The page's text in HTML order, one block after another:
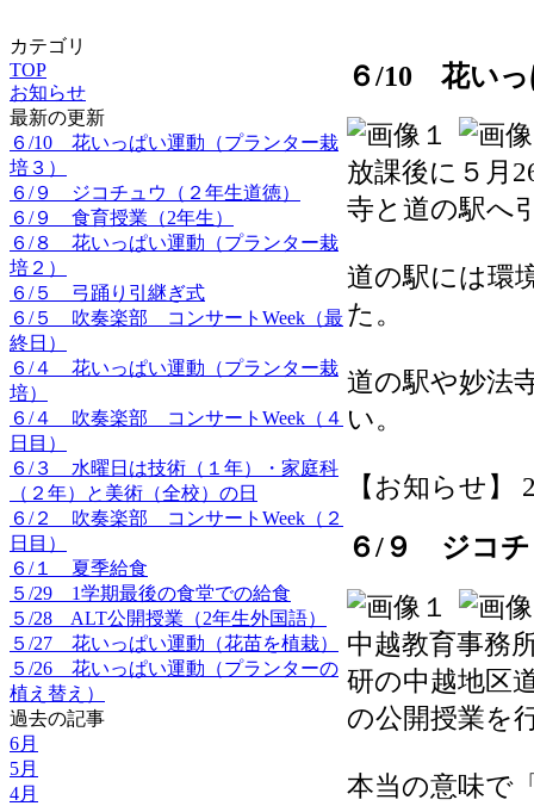
カテゴリ
TOP
お知らせ
最新の更新
６/10 花いっぱい運動（プランター栽
培３）
６/９ ジコチュウ（２年生道徳）
６/９ 食育授業（2年生）
６/８ 花いっぱい運動（プランター栽
培２）
６/５ 弓踊り引継ぎ式
６/５ 吹奏楽部 コンサートWeek（最
終日）
６/４ 花いっぱい運動（プランター栽
培）
６/４ 吹奏楽部 コンサートWeek（４
日目）
６/３ 水曜日は技術（１年）・家庭科
（２年）と美術（全校）の日
６/２ 吹奏楽部 コンサートWeek（２
日目）
６/１ 夏季給食
５/29 1学期最後の食堂での給食
５/28 ALT公開授業（2年生外国語）
５/27 花いっぱい運動（花苗を植栽）
５/26 花いっぱい運動（プランターの
植え替え）
過去の記事
6月
5月
4月
６/10 花いっ
放課後に５月
寺と道の駅へ
道の駅には環
た。
道の駅や妙法
い。
【お知らせ】
６/９ ジコチ
中越教育事務
研の中越地区
の公開授業を
本当の意味で